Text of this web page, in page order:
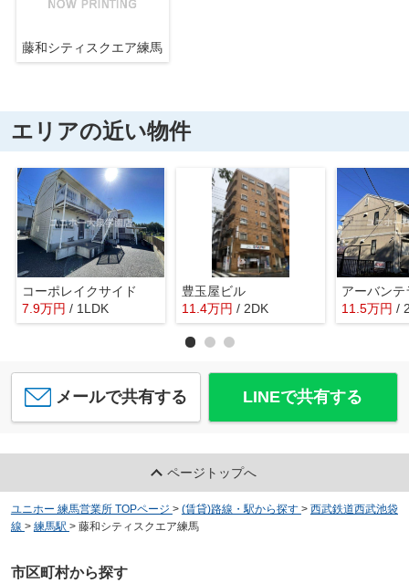
藤和シティスクエア練馬
エリアの近い物件
コーポレイクサイド
7.9万円 / 1LDK
豊玉屋ビル
11.4万円 / 2DK
アーバンテ
11.5万円 /
メールで共有する LINEで共有する
ページトップへ
ユニホー 練馬営業所 TOPページ > (賃貸)路線・駅から探す > 西武鉄道西武池袋
線 > 練馬駅 > 藤和シティスクエア練馬
市区町村から探す